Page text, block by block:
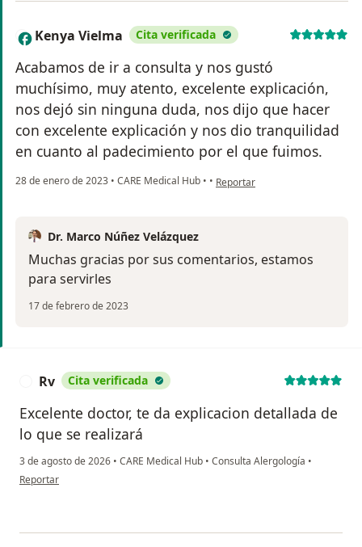
K Kenya Vielma Cita verificada
Acabamos de ir a consulta y nos gustó
muchísimo, muy atento, excelente explicación,
nos dejó sin ninguna duda, nos dijo que hacer
con excelente explicación y nos dio tranquilidad
en cuanto al padecimiento por el que fuimos.
28 de enero de 2023 • CARE Medical Hub • • en opinión del usuario Kenya
Reportar
Dr. Marco Núñez Velázquez
Muchas gracias por sus comentarios, estamos
para servirles
17 de febrero de 2023
Rv Cita verificada
Excelente doctor, te da explicacion detallada de
lo que se realizará
3 de agosto de 2026 • CARE Medical Hub • Consulta Alergología •
en opinión del usuario Rv
Reportar